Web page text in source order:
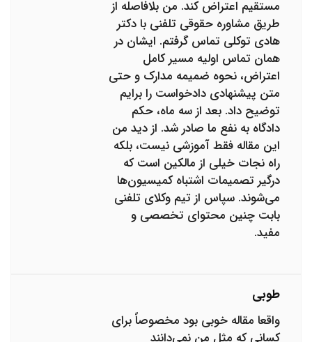
مستقیم اعتراض کند. من بلافاصله از
طریق مشاوره حقوقی تلفنی با دکتر
هادی توکلی تماس گرفتم. ایشان در
همان تماس اولیه مسیر کامل
اعتراض، نحوه ضمیمه مدارک و حتی
متن پیشنهادی دادخواست را برایم
توضیح داد. بعد از سه ماه، حکم
دادگاه به نفع ما صادر شد. از دید من
این مقاله فقط آموزشی نیست، بلکه
راه نجات خیلی از مالکین است که
درگیر تصمیمات اشتباه کمیسیون‌ها
می‌شوند. سپاس از تیم وکلای تلفنی
بابت چنین محتوای تخصصی و
مفید.
طوبی
واقعا مقاله خوبی بود مخصوصاً برای
کسانی که مثل من نمی‌دانند